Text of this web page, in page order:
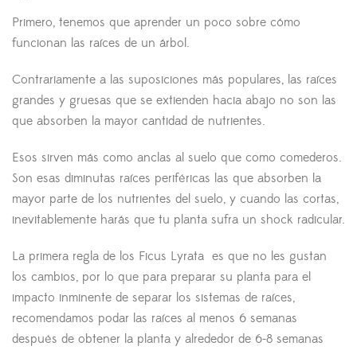
Primero, tenemos que aprender un poco sobre cómo
funcionan las raíces de un árbol.
Contrariamente a las suposiciones más populares, las raíces
grandes y gruesas que se extienden hacia abajo no son las
que absorben la mayor cantidad de nutrientes.
Esos sirven más como anclas al suelo que como comederos.
Son esas diminutas raíces periféricas las que absorben la
mayor parte de los nutrientes del suelo, y cuando las cortas,
inevitablemente harás que tu planta sufra un shock radicular.
La primera regla de los Ficus Lyrata es que no les gustan
los cambios, por lo que para preparar su planta para el
impacto inminente de separar los sistemas de raíces,
recomendamos podar las raíces al menos 6 semanas
después de obtener la planta y alrededor de 6-8 semanas